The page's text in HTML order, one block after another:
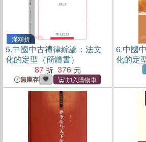
滿額折
5.中國中古禮律綜論：法文
化的定型（簡體書）
87
376
無庫存
6.中國
化的定